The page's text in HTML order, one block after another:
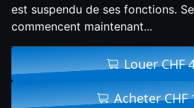
est suspendu de ses fonctions.
commencent maintenant...
Louer CHF
Acheter CHF